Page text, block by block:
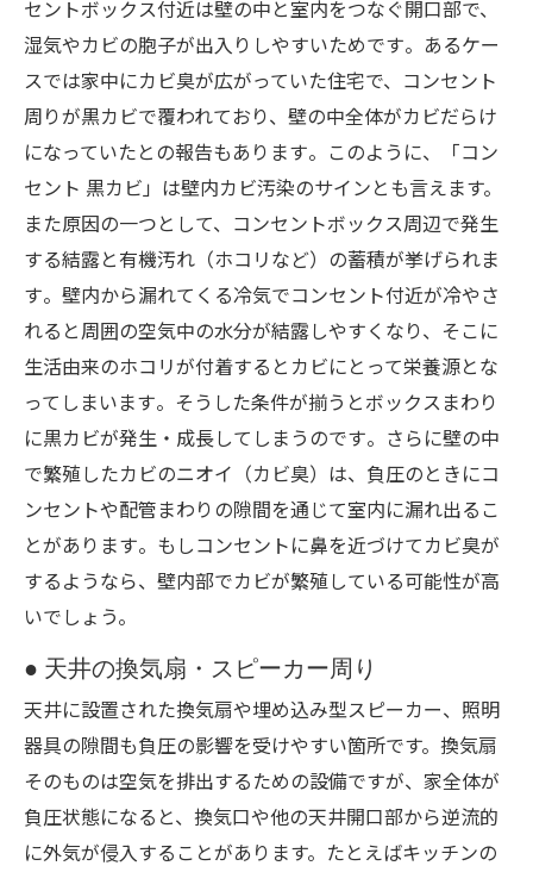
セントボックス付近は壁の中と室内をつなぐ開口部で、
湿気やカビの胞子が出入りしやすいためです​。あるケー
スでは家中にカビ臭が広がっていた住宅で、コンセント
周りが黒カビで覆われており、壁の中全体がカビだらけ
になっていたとの報告もあります​。このように、「コン
セント 黒カビ」は壁内カビ汚染のサインとも言えます。
また原因の一つとして、コンセントボックス周辺で発生
する結露と有機汚れ（ホコリなど）の蓄積が挙げられま
す​。壁内から漏れてくる冷気でコンセント付近が冷やさ
れると周囲の空気中の水分が結露しやすくなり、そこに
生活由来のホコリが付着するとカビにとって栄養源とな
ってしまいます​。そうした条件が揃うとボックスまわり
に黒カビが発生・成長してしまうのです​。さらに壁の中
で繁殖したカビのニオイ（カビ臭）は、負圧のときにコ
ンセントや配管まわりの隙間を通じて室内に漏れ出るこ
とがあります​。もしコンセントに鼻を近づけてカビ臭が
するようなら、壁内部でカビが繁殖している可能性が高
いでしょう。
● 天井の換気扇・スピーカー周り
天井に設置された換気扇や埋め込み型スピーカー、照明
器具の隙間も負圧の影響を受けやすい箇所です。換気扇
そのものは空気を排出するための設備ですが、家全体が
負圧状態になると、換気口や他の天井開口部から逆流的
に外気が侵入することがあります。たとえばキッチンの